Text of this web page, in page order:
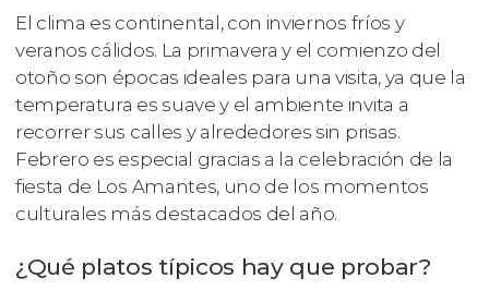
El clima es continental, con inviernos fríos y
veranos cálidos. La primavera y el comienzo del
otoño son épocas ideales para una visita, ya que la
temperatura es suave y el ambiente invita a
recorrer sus calles y alrededores sin prisas.
Febrero es especial gracias a la celebración de la
fiesta de Los Amantes, uno de los momentos
culturales más destacados del año.
¿Qué platos típicos hay que probar?